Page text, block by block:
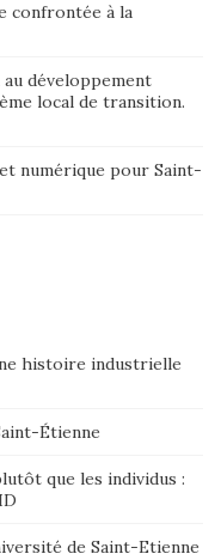
confrontée à la
développement
local de transition.
numérique pour Saint-
histoire industrielle
Étienne
que les individus :
de Saint-Etienne